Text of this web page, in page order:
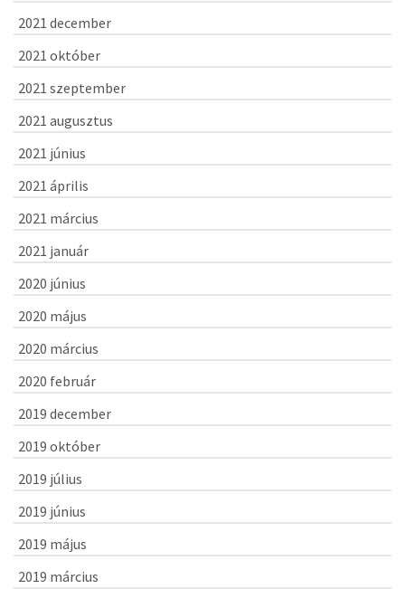
2021 december
2021 október
2021 szeptember
2021 augusztus
2021 június
2021 április
2021 március
2021 január
2020 június
2020 május
2020 március
2020 február
2019 december
2019 október
2019 július
2019 június
2019 május
2019 március